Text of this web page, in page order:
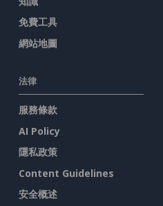
免費工具
網站地圖
法律
服務條款
AI Policy
隱私政策
Content Guidelines
安全概述